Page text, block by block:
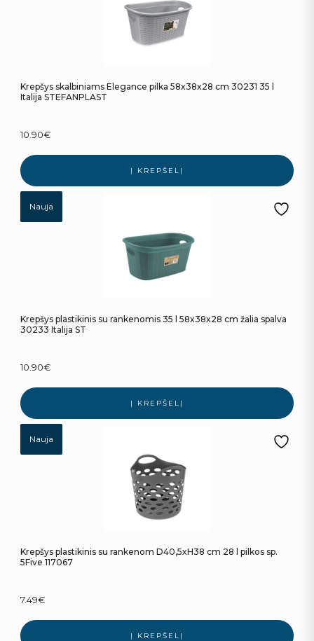
Krepšys skalbiniams Elegance pilka 58x38x28 cm 30231 35 l
Italija STEFANPLAST
10.90€
Į KREPŠELĮ
Nauja
Krepšys plastikinis su rankenomis 35 l 58x38x28 cm žalia spalva
30233 Italija ST
10.90€
Į KREPŠELĮ
Nauja
Krepšys plastikinis su rankenom D40,5xH38 cm 28 l pilkos sp.
5Five 117067
7.49€
Į KREPŠELĮ